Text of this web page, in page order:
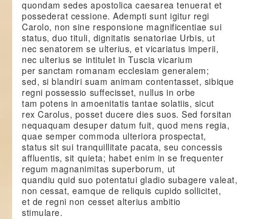
quondam sedes apostolica caesarea tenuerat et
possederat cessione. Adempti sunt igitur regi
Carolo, non sine responsione magnificentiae sui
status, duo tituli, dignitatis senatoriae Urbis, ut
nec senatorem se ulterius, et vicariatus imperii,
nec ulterius se intitulet in Tuscia vicarium
per sanctam romanam ecclesiam generalem;
sed, si blandiri suam animam contentasset, sibique
regni possessio suffecisset, nullus in orbe
tam potens in amoenitatis tantae solatiis, sicut
rex Carolus, posset ducere dies suos. Sed forsitan
nequaquam desuper datum fuit, quod mens regia,
quae semper commoda ulteriora prospectat,
status sit sui tranquillitate pacata, seu concessis
affluentis, sit quieta; habet enim in se frequenter
regum magnanimitas superborum, ut
quandiu quid suo potentatui gladio subagere valeat,
non cessat, eamque de reliquis cupido sollicitet,
et de regni non cesset alterius ambitio
stimulare.